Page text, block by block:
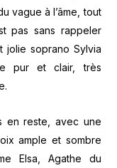
vague à l’âme, tout
pas sans rappeler
jolie soprano Sylvia
pur et clair, très
en reste, avec une
ample et sombre
Elsa, Agathe du